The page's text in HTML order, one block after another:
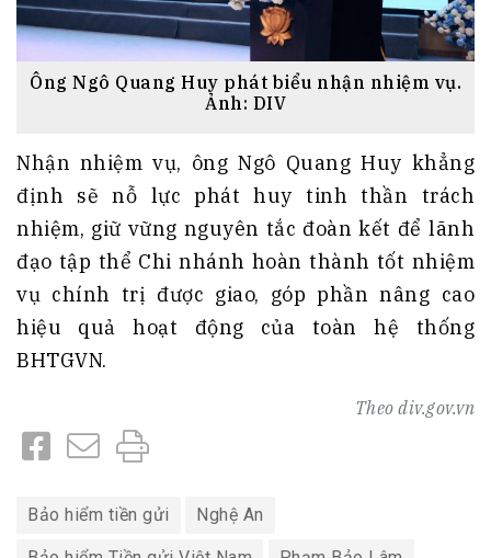
Ông Ngô Quang Huy phát biểu nhận nhiệm vụ.
Ảnh: DIV
Nhận nhiệm vụ, ông Ngô Quang Huy khẳng
định sẽ nỗ lực phát huy tinh thần trách
nhiệm, giữ vững nguyên tắc đoàn kết để lãnh
đạo tập thể Chi nhánh hoàn thành tốt nhiệm
vụ chính trị được giao, góp phần nâng cao
hiệu quả hoạt động của toàn hệ thống
BHTGVN.
Theo div.gov.vn
Bảo hiểm tiền gửi Nghệ An